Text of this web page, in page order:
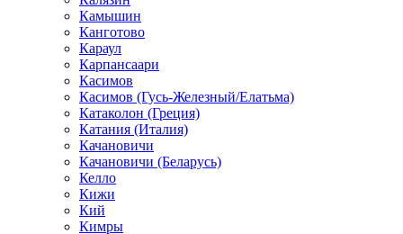
Камышин
Канготово
Караул
Карпансаари
Касимов
Касимов (Гусь-Железный/Елатьма)
Катаколон (Греция)
Катания (Италия)
Качановичи
Качановичи (Беларусь)
Келло
Кижи
Кий
Кимры